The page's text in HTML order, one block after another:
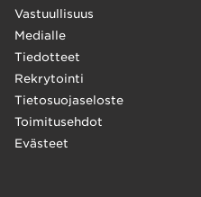
Vastuullisuus
Medialle
Tiedotteet
Rekrytointi
Tietosuojaseloste
Toimitusehdot
Evästeet